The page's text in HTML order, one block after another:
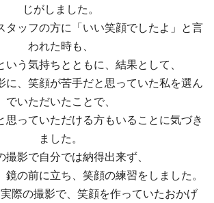
じがしました。
タッフの方に「いい笑顔でしたよ」と言
われた時も、
う気持ちとともに、結果として、
に、笑顔が苦手だと思っていた私を選ん
でいただいたことで、
思っていただける方もいることに気づき
ました。
撮影で自分では納得出来ず、
の前に立ち、笑顔の練習をしました。
際の撮影で、笑顔を作っていたおかげ